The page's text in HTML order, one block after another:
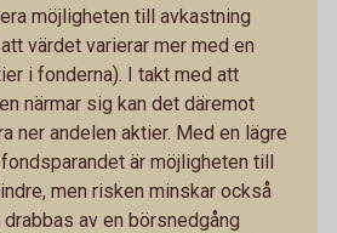
möjligheten till avkastning
värdet varierar mer med en
i fonderna). I takt med att
närmar sig kan det däremot
ner andelen aktier. Med en lägre
är möjligheten till
men risken minskar också
av en börsnedgång